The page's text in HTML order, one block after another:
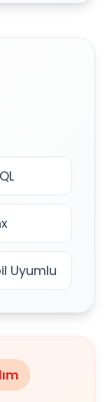
Uyumlu